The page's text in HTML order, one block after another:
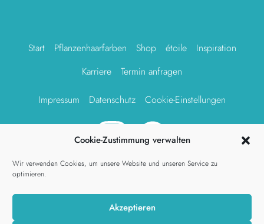
Cookie-Zustimmung verwalten
Wir verwenden Cookies, um unsere Website und unseren Service zu
optimieren.
Akzeptieren
Start Pflanzenhaarfarben Shop étoile
Inspiration
Karriere
Termin anfragen
Impressum Datenschutz Cookie-Einstellungen
Salon étoile, Maybachstraße 18, 25980 Sylt/OT Westerland,
Fon04651 299889
dasFormularoder ananfrage@etoile-sylt.de, andere
Anliegen aninfo@etoile-sylt.de